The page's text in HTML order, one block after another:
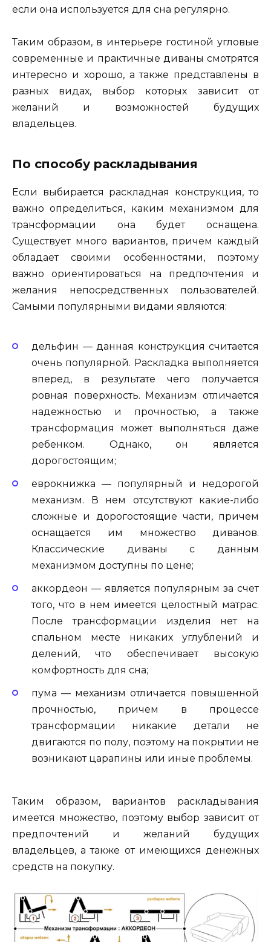
если она используется для сна регулярно.
Таким образом, в интерьере гостиной угловые
современные и практичные диваны смотрятся
интересно и хорошо, а также представлены в
разных видах, выбор которых зависит от
желаний и возможностей будущих
владельцев.
По способу раскладывания
Если выбирается раскладная конструкция, то
важно определиться, каким механизмом для
трансформации она будет оснащена.
Существует много вариантов, причем каждый
обладает своими особенностями, поэтому
важно ориентироваться на предпочтения и
желания непосредственных пользователей.
Самыми популярными видами являются:
дельфин — данная конструкция считается
очень популярной. Раскладка выполняется
вперед, в результате чего получается
ровная поверхность. Механизм отличается
надежностью и прочностью, а также
трансформация может выполняться даже
ребенком. Однако, он является
дорогостоящим;
еврокнижка — популярный и недорогой
механизм. В нем отсутствуют какие-либо
сложные и дорогостоящие части, причем
оснащается им множество диванов.
Классические диваны с данным
механизмом доступны по цене;
аккордеон — является популярным за счет
того, что в нем имеется целостный матрас.
После трансформации изделия нет на
спальном месте никаких углублений и
делений, что обеспечивает высокую
комфортность для сна;
пума — механизм отличается повышенной
прочностью, причем в процессе
трансформации никакие детали не
двигаются по полу, поэтому на покрытии не
возникают царапины или иные проблемы.
Таким образом, вариантов раскладывания
имеется множество, поэтому выбор зависит от
предпочтений и желаний будущих
владельцев, а также от имеющихся денежных
средств на покупку.